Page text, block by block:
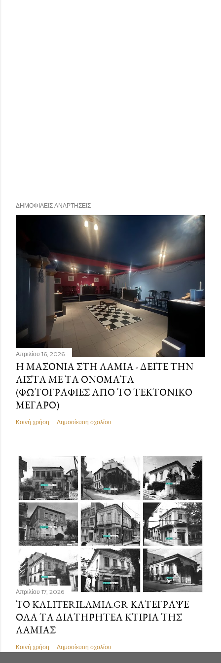
ΔΗΜΟΦΙΛΕΊΣ ΑΝΑΡΤΉΣΕΙΣ
Απριλίου 16, 2026
Η ΜΑΣΟΝΊΑ ΣΤΗ ΛΑΜΊΑ - ΔΕΊΤΕ ΤΗΝ
ΛΊΣΤΑ ΜΕ ΤΑ ΟΝΌΜΑΤΑ
(ΦΩΤΟΓΡΑΦΊΕΣ ΑΠΌ ΤΟ ΤΕΚΤΟΝΙΚΌ
ΜΈΓΑΡΟ)
Κοινή χρήση Δημοσίευση σχολίου
Απριλίου 17, 2026
ΤΟ KALITERILAMIA.GR ΚΑΤΈΓΡΑΨΕ
ΌΛΑ ΤΑ ΔΙΑΤΗΡΗΤΈΑ ΚΤΊΡΙΑ ΤΗΣ
ΛΑΜΊΑΣ
Κοινή χρήση Δημοσίευση σχολίου